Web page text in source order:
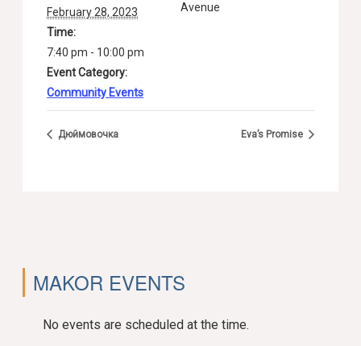
February 28, 2023
Time:
7:40 pm - 10:00 pm
Event Category:
Community Events
Avenue
Дюймовочка Eva’s Promise
MAKOR EVENTS
No events are scheduled at the time.